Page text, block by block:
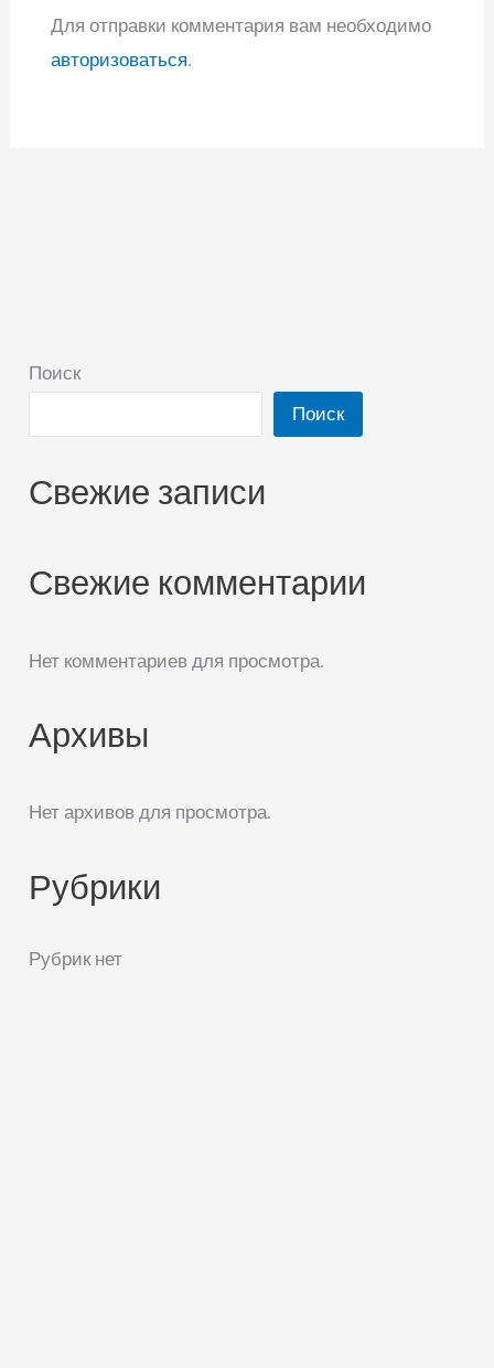
Для отправки комментария вам необходимо
авторизоваться.
Поиск
Поиск
Свежие записи
Свежие комментарии
Нет комментариев для просмотра.
Архивы
Нет архивов для просмотра.
Рубрики
Рубрик нет